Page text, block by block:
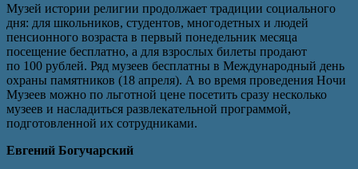
Музей истории религии продолжает традиции социального
дня: для школьников, студентов, многодетных и людей
пенсионного возраста в первый понедельник месяца
посещение бесплатно, а для взрослых билеты продают
по 100 рублей. Ряд музеев бесплатны в Международный день
охраны памятников (18 апреля). А во время проведения Ночи
Музеев можно по льготной цене посетить сразу несколько
музеев и насладиться развлекательной программой,
подготовленной их сотрудниками.
Евгений Богучарский